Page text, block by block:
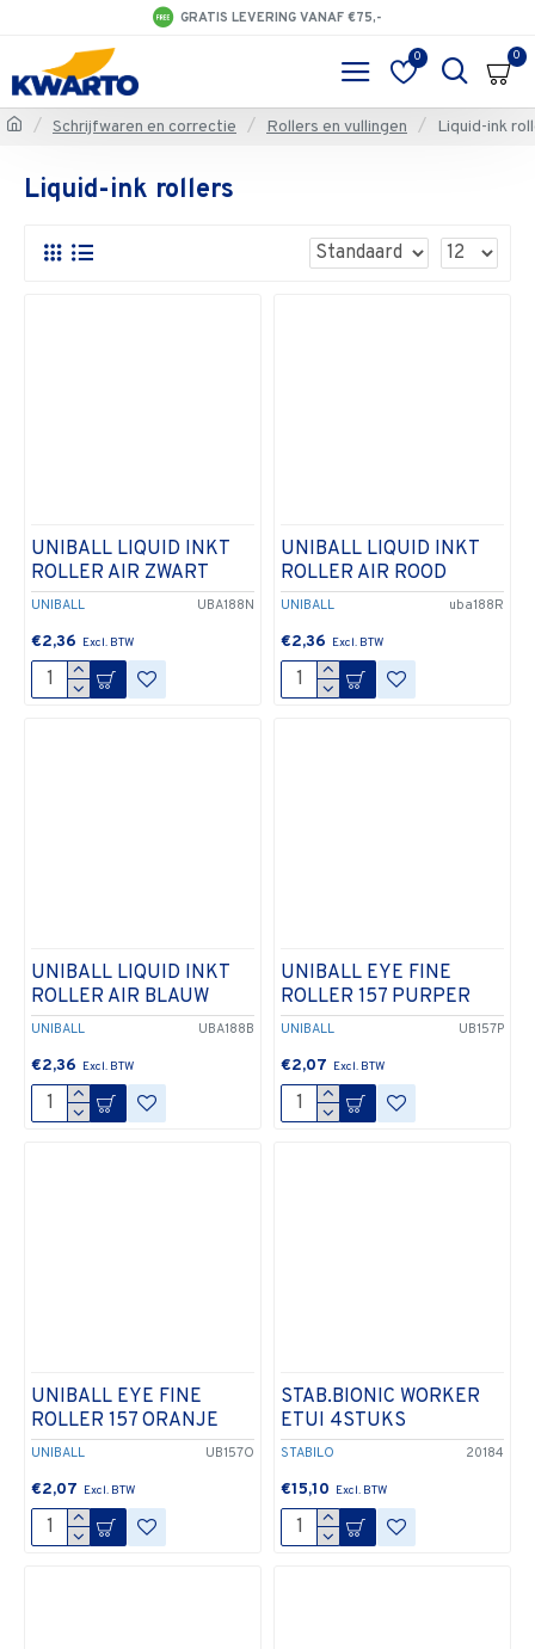
GRATIS LEVERING VANAF €75,-
0 0
Schrijfwaren en correctie Rollers en vullingen Liquid-ink
Liquid-ink rollers
UNIBALL UBA188N
UNIBALL LIQUID INKT
ROLLER AIR ZWART
€2,36
UNIBALL uba188R
UNIBALL LIQUID INKT
ROLLER AIR ROOD
€2,36
UNIBALL UBA188B
UNIBALL LIQUID INKT
ROLLER AIR BLAUW
€2,36
UNIBALL UB157P
UNIBALL EYE FINE
ROLLER 157 PURPER
€2,07
UNIBALL UB157O
UNIBALL EYE FINE
ROLLER 157 ORANJE
€2,07
STABILO 20184
STAB.BIONIC WORKER
ETUI 4STUKS
€15,10